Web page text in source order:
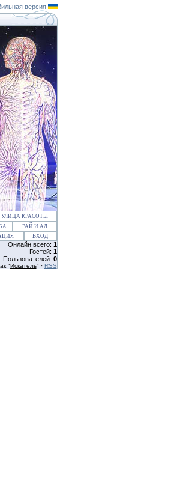
версия
УЛИЦА КРАСОТЫ
РАЙ И АД
ВХОД
Онлайн всего: 1
Гостей: 1
Пользователей: 0
"Искатель" · RSS